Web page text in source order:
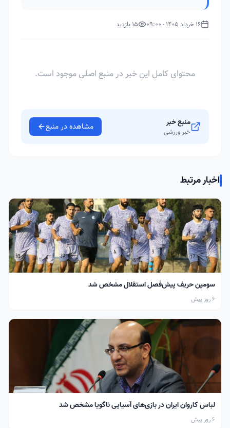
16 خرداد 1405 - 09:00 15 بازدید
محتوای کامل این خبر در منبع اصلی موجود است.
منبع خبر
خبر ورزشی مشاهده در منبع
اخبار مرتبط
سومین حریف پیش‌فصل استقلال مشخص شد
6 روز پیش
لباس کاروان ایران در بازی‌های آسیایی ناگویا مشخص شد
6 روز پیش